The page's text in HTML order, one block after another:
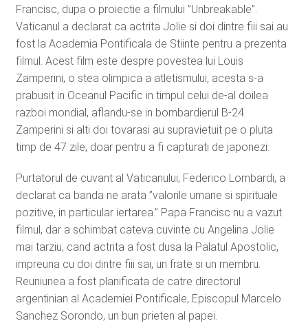
Francisc, dupa o proiectie a filmului ”Unbreakable”.
Vaticanul a declarat ca actrita Jolie si doi dintre fiii sai au
fost la Academia Pontificala de Stiinte pentru a prezenta
filmul. Acest film este despre povestea lui Louis
Zamperini, o stea olimpica a atletismului, acesta s-a
prabusit in Oceanul Pacific in timpul celui de-al doilea
razboi mondial, aflandu-se in bombardierul B-24.
Zamperini si alti doi tovarasi au supravietuit pe o pluta
timp de 47 zile, doar pentru a fi capturati de japonezi.
Purtatorul de cuvant al Vaticanului, Federico Lombardi, a
declarat ca banda ne arata ”valorile umane si spirituale
pozitive, in particular iertarea.” Papa Francisc nu a vazut
filmul, dar a schimbat cateva cuvinte cu Angelina Jolie
mai tarziu, cand actrita a fost dusa la Palatul Apostolic,
impreuna cu doi dintre fiii sai, un frate si un membru.
Reuniunea a fost planificata de catre directorul
argentinian al Academiei Pontificale, Episcopul Marcelo
Sanchez Sorondo, un bun prieten al papei.